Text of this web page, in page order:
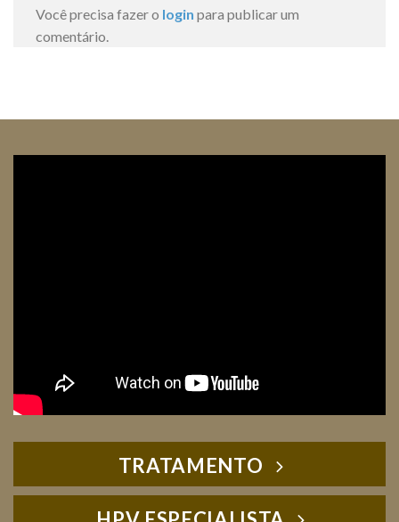
Você precisa fazer o login para publicar um
comentário.
TRATAMENTO